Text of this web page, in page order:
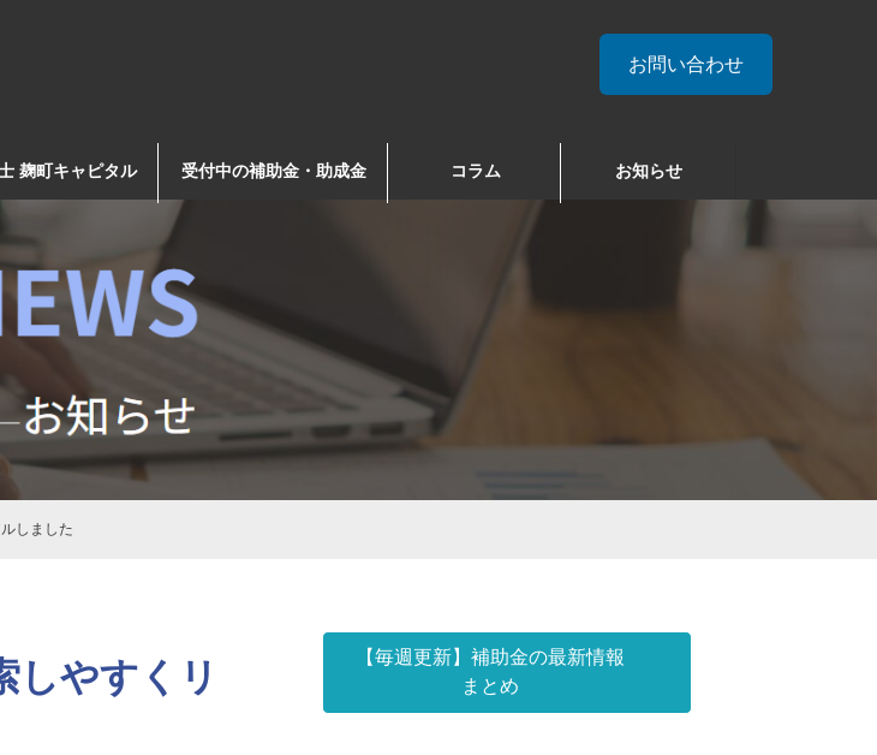
お問い合わせ
麹町キャピタル 受付中の補助金・助成金 コラム お知らせ
しました
しやすくリ
【毎週更新】補助金の最新情報
まとめ